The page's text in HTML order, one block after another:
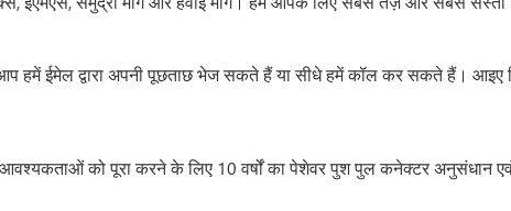
हमें ईमेल द्वारा अपनी पूछताछ भेज सकते हैं या सीधे हमें कॉल कर सकते हैं। आइए
आवश्यकताओं को पूरा करने के लिए 10 वर्षों का पेशेवर पुश पुल कनेक्टर अनुसंधान